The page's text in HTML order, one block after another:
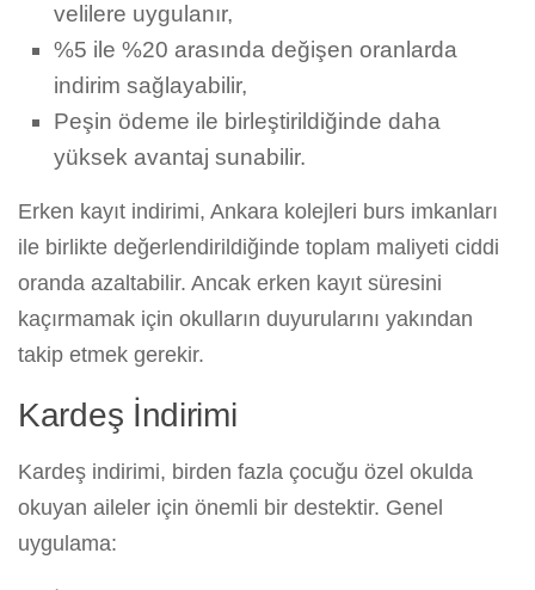
velilere uygulanır,
%5 ile %20 arasında değişen oranlarda
indirim sağlayabilir,
Peşin ödeme ile birleştirildiğinde daha
yüksek avantaj sunabilir.
Erken kayıt indirimi, Ankara kolejleri burs imkanları
ile birlikte değerlendirildiğinde toplam maliyeti ciddi
oranda azaltabilir. Ancak erken kayıt süresini
kaçırmamak için okulların duyurularını yakından
takip etmek gerekir.
Kardeş İndirimi
Kardeş indirimi, birden fazla çocuğu özel okulda
okuyan aileler için önemli bir destektir. Genel
uygulama: